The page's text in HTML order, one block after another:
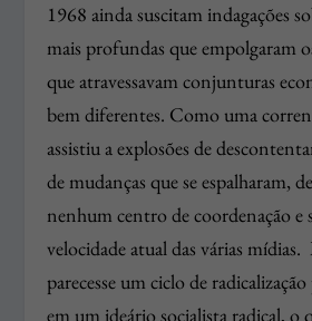
1968 ainda suscitam indagações
mais profundas que empolgaram
que atravessavam conjunturas
bem diferentes. Como uma
assistiu a explosões de
de mudanças que se espalharam,
nenhum centro de coordenação e
velocidade atual das várias
parecesse um ciclo de
em um ideário socialista radical, o